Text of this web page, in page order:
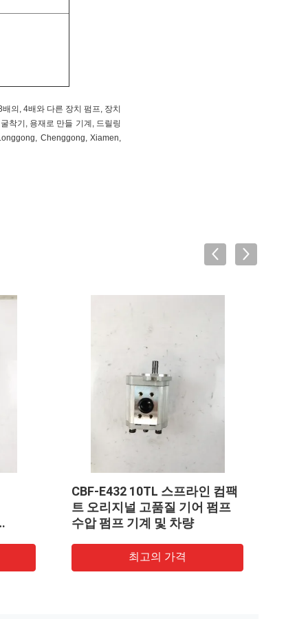
의, 4배와 다른 장치 펌프, 장치
착기, 용재로 만들 기계, 드릴링
Chenggong, Xiamen,
귀
리스
차
기어 펌프 무거운 덤프 기계 및
차량용 수압 펌프 CBKU-F432-
A1TZ 철강 및 알루미늄 합금 수
최고의 가격